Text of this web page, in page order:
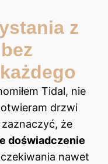
z
Tidal, nie
otwieram drzwi
że
doświadczenie
nawet